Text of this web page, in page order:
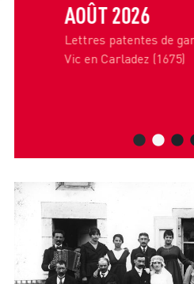
AOÛT 2026
Lettres patentes de garde
Vic en Carladez (1675)